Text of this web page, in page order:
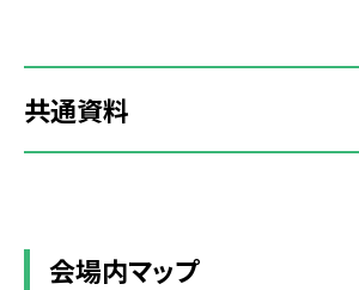
共通資料
会場内マップ